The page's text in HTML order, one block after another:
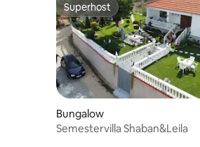
Superhost
Superhost
Bungalow
Semestervilla Shaban&Leila